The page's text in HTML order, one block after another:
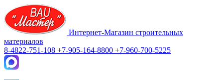
Интернет-Магазин строительных
материалов
8-4822-751-108 +7-905-164-8800 +7-960-700-5225